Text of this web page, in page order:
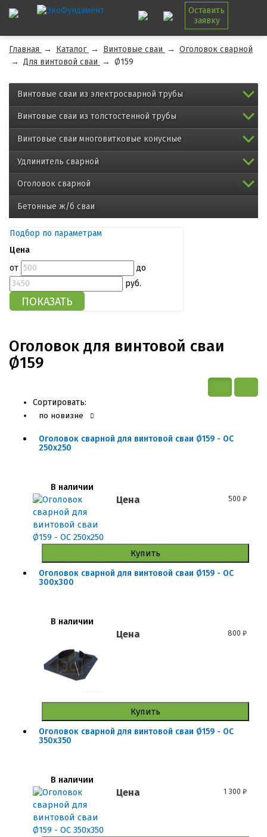
Оставить
заявку
Главная → Каталог → Винтовые сваи → Оголовок сварной
→ Для винтовой сваи → Ø159
Винтовые сваи из электросварной трубы
Винтовые сваи из толстостенной трубы
Винтовые сваи многовитковые конусные
Удлинитель сварной
Оголовок сварной
Бетонные ж/б сваи
Подбор по параметрам
Цена
от
до
руб.
Оголовок для винтовой сваи
Ø159
Сортировать:
по новизне
Оголовок сварной для винтовой сваи Ø159 - ОС
250x250
В наличии
Цена 500₽
Купить
Оголовок сварной для винтовой сваи Ø159 - ОС
300x300
В наличии
Цена 800₽
Купить
Оголовок сварной для винтовой сваи Ø159 - ОС
350x350
В наличии
Цена 1 300₽